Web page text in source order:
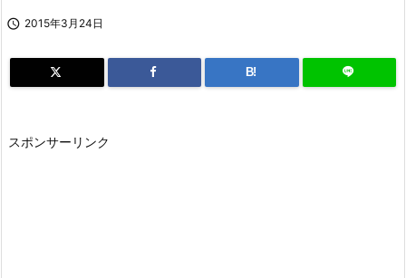
 2015年3月24日
B!
スポンサーリンク